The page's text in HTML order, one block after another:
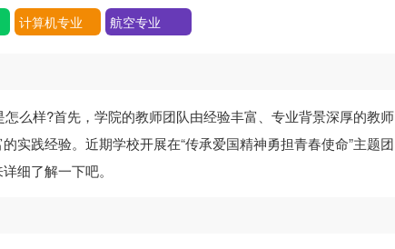
计算机专业 航空专业
么样?首先，学院的教师团队由经验丰富、专业背景深厚的教师
实践经验。近期学校开展在“传承爱国精神勇担青春使命”主题团
细了解一下吧。